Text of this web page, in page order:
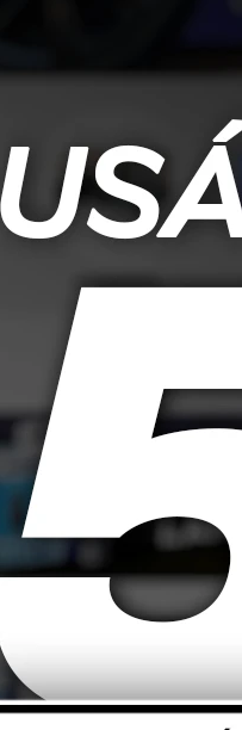
de poliespuma reutilizable,
aplicar ceras, selladores,
que distribuye el producto
y usos sin perder eficacia
superficies sensibles
de detailing
aspecto uniforme y sin
y seca.
sobre la poliespuma o
circulares o lineales
específicas del
su rendimiento.